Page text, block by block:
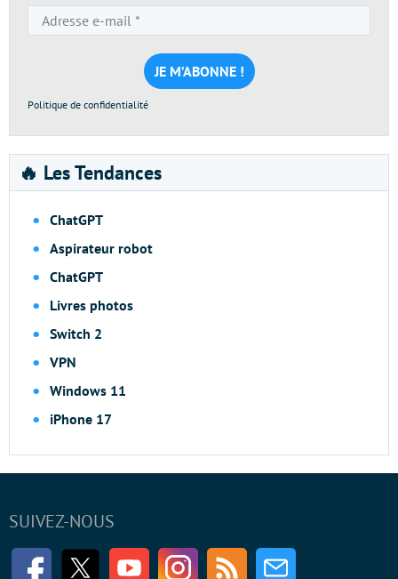
e-
mail
*
Politique de confidentialité
🔥 Les Tendances
ChatGPT
Aspirateur robot
ChatGPT
Livres photos
Switch 2
VPN
Windows 11
iPhone 17
SUIVEZ-NOUS
FacebookTwitter Youtube InstagramRSS Newsletter